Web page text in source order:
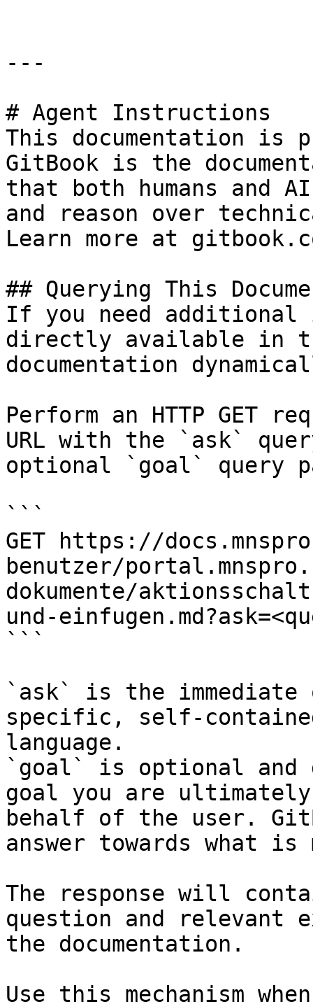
---
# Agent Instructions
This documentation is
GitBook is the
that both humans and
and reason over
Learn more at
## Querying This
If you need
directly available in
documentation
Perform an HTTP GET
URL with the `ask`
optional `goal` query
```
GET https://
benutzer/
dokumente/
und-
```
`ask` is the
specific, self-
language.
`goal` is optional and
goal you are
behalf of the user.
answer towards what
The response will
question and relevant
the documentation.
Use this mechanism